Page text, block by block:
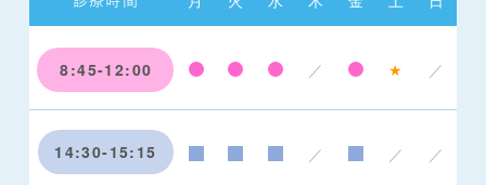
8:45-12:00 ／ ★ ／
14:30-15:15 ／ ／ ／